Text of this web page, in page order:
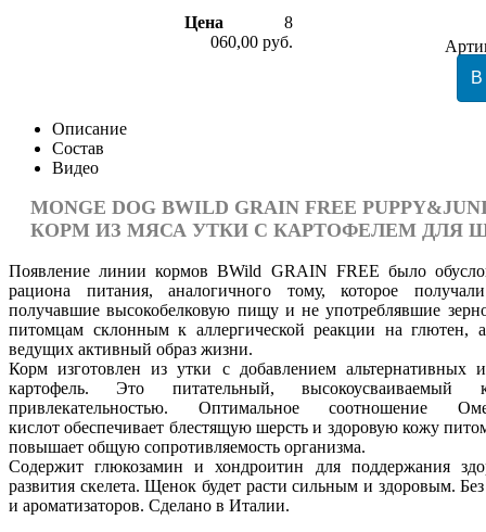
Цена
8
060,00 руб.
Описание
Состав
Видео
MONGE DOG BWILD GRAIN FREE
КОРМ ИЗ МЯСА УТКИ С КАРТОФЕЛЕМ ДЛЯ
Появление линии кормов BWild GRAIN FREE было
рациона питания, аналогичного тому, которое
получавшие высокобелковую пищу и не употреблявшие
питомцам склонным к аллергической реакции на
ведущих активный образ жизни.
Корм изготовлен из утки с добавлением альтернативных
картофель. Это питательный,
привлекательностью. Оптимальное
кислот обеспечивает блестящую шерсть и здоровую кожу
повышает общую сопротивляемость организма.
Содержит глюкозамин и хондроитин для поддержания
развития скелета. Щенок будет расти сильным и здоровым.
и ароматизаторов. Сделано в Италии.